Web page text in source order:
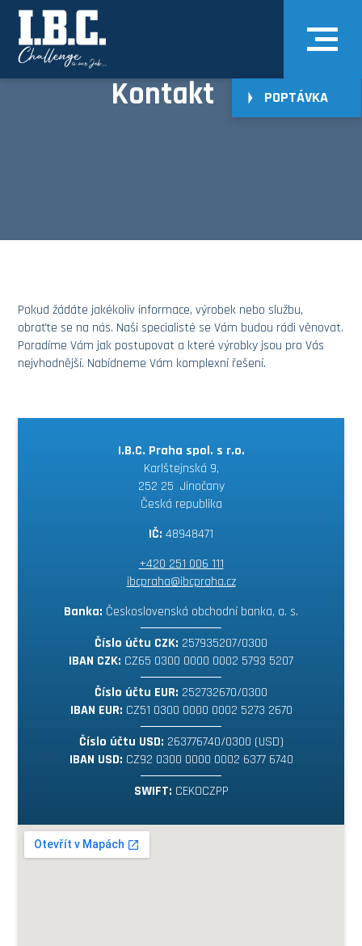
POPTÁVKA
Kontakt
Pokud žádáte jakékoliv informace,výrobek neboslužbu,
obraťte se na nás. Naši specialisté se Vám budou rádi věnovat.
Poradíme Vám jak postupovat a které výrobky jsou pro Vás
nejvhodnější. Nabídneme Vám komplexní řešení.
I.B.C. Praha spol. s r.o.
Karlštejnská 9,
252 25 Jinočany
Česká republika
IČ: 48948471
+420 251 006 111
ibcpraha@ibcpraha.cz
Banka: Československá obchodní banka, a. s.
Číslo účtu CZK: 257935207/0300
IBAN CZK: CZ65 0300 0000 0002 5793 5207
Číslo účtu EUR: 252732670/0300
IBAN EUR: CZ51 0300 0000 0002 5273 2670
Číslo účtu USD: 263776740/0300 (USD)
IBAN USD: CZ92 0300 0000 0002 6377 6740
SWIFT: CEKOCZPP